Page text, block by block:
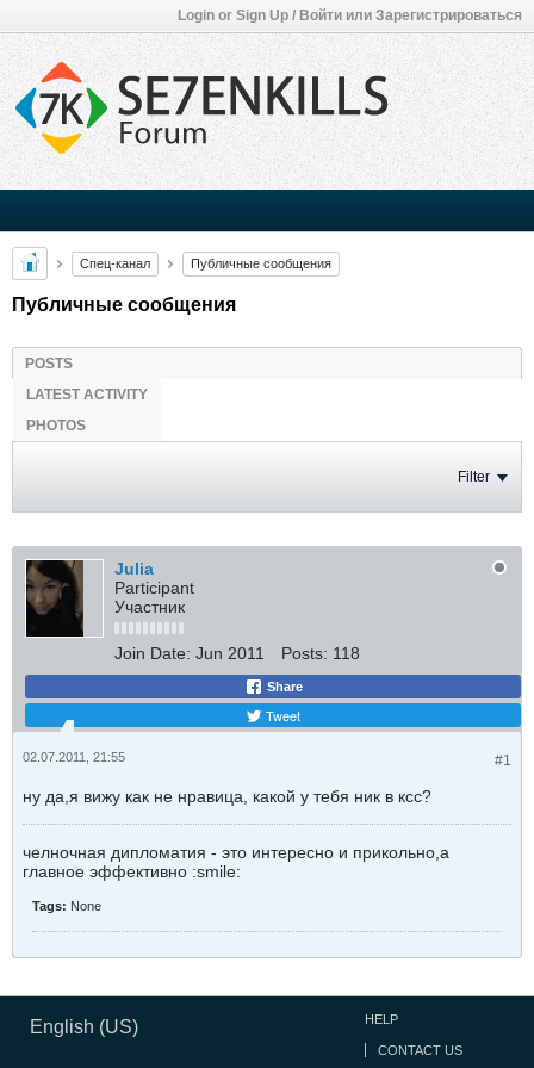
Login or Sign Up / Войти или Зарегистрироваться
Спец-канал Публичные сообщения
Публичные сообщения
POSTS
LATEST ACTIVITY
PHOTOS
Filter
Julia
Participant
Участник
Join Date: Jun 2011 Posts: 118
Share
Tweet
#1
02.07.2011, 21:55
ну да,я вижу как не нравица, какой у тебя ник в ксс?
челночная дипломатия - это интересно и прикольно,а
главное эффективно :smile:
Tags: None
English (US) HELP
CONTACT US